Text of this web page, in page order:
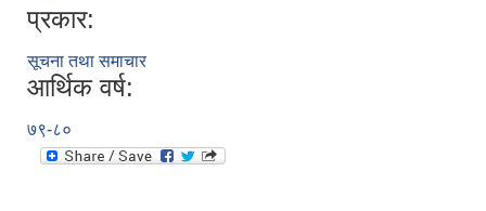
प्रकार:
सूचना तथा समाचार
आर्थिक वर्ष:
७९-८०